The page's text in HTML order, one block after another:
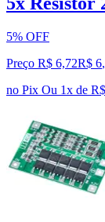
5% OFF
Preço R$ 6,72R$ 6,
no Pix Ou 1x de